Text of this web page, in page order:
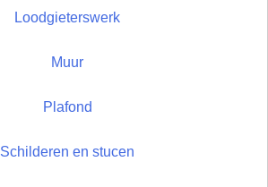
Loodgieterswerk
Muur
Plafond
Schilderen en stucen